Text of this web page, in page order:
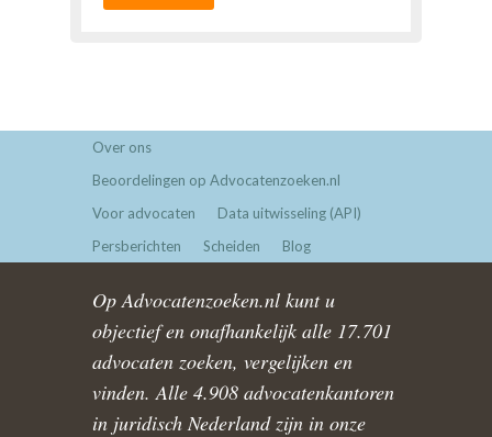
Over ons
Beoordelingen op Advocatenzoeken.nl
Voor advocaten
Data uitwisseling (API)
Persberichten
Scheiden Blog
Op Advocatenzoeken.nl kunt u
objectief en onafhankelijk alle 17.701
advocaten zoeken, vergelijken en
vinden. Alle 4.908 advocatenkantoren
in juridisch Nederland zijn in onze